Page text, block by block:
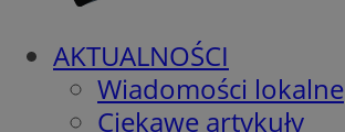
AKTUALNOŚCI
Wiadomości lokalne
Ciekawe artykuły